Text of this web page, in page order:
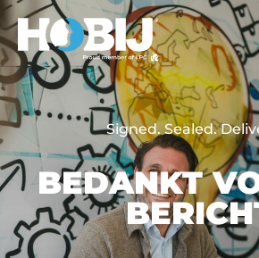
Signed. Sealed.
BEDANKT